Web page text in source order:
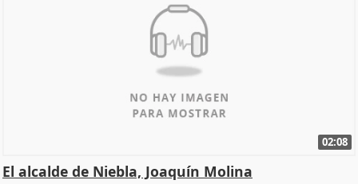
02:08
El alcalde de Niebla, Joaquín Molina